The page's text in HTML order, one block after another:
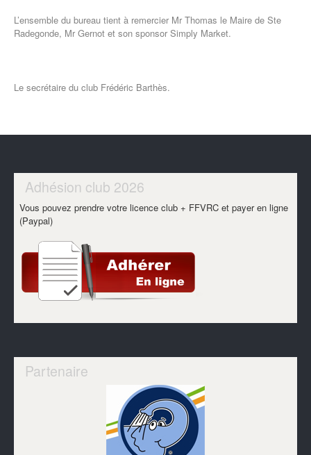
L’ensemble du bureau tient à remercier Mr Thomas le Maire de Ste
Radegonde, Mr Gernot et son sponsor Simply Market.
Le secrétaire du club Frédéric Barthès.
Adhésion club 2026
Vous pouvez prendre votre licence club + FFVRC et payer en ligne
(Paypal)
Partenaire